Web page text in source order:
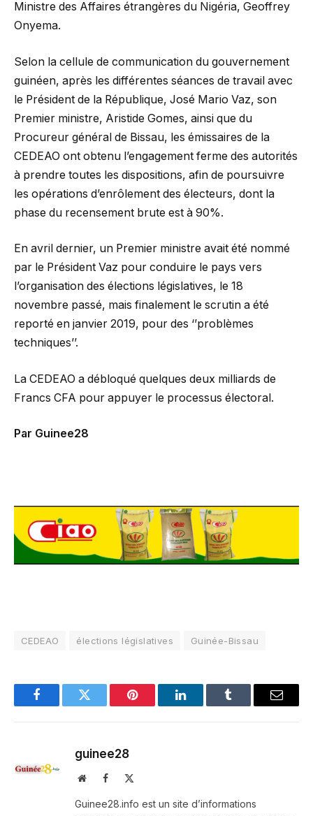
Ministre des Affaires étrangères du Nigéria, Geoffrey
Onyema.
Selon la cellule de communication du gouvernement
guinéen, après les différentes séances de travail avec
le Président de la République, José Mario Vaz, son
Premier ministre, Aristide Gomes, ainsi que du
Procureur général de Bissau, les émissaires de la
CEDEAO ont obtenu l’engagement ferme des autorités
à prendre toutes les dispositions, afin de poursuivre
les opérations d’enrôlement des électeurs, dont la
phase du recensement brute est à 90%.
En avril dernier, un Premier ministre avait été nommé
par le Président Vaz pour conduire le pays vers
l’organisation des élections législatives, le 18
novembre passé, mais finalement le scrutin a été
reporté en janvier 2019, pour des ‘’problèmes
techniques’’.
La CEDEAO a débloqué quelques deux milliards de
Francs CFA pour appuyer le processus électoral.
Par Guinee28
CEDEAO élections législatives Guinée-Bissau
FacebookTwitter Pinterest LinkedInTumblr Email
guinee28
WebsiteFacebook
Guinee28.info est un site d’informations